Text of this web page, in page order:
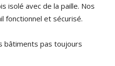
isolé avec de la paille. Nos
fonctionnel et sécurisé.
bâtiments pas toujours